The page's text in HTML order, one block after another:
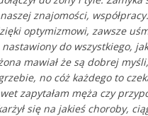
znajomości,
optymizmowi, zawsze
do wszystkiego,
mawiał że są dobrej
no cóż każdego to
zapytałam męża czy
się na jakieś choroby,